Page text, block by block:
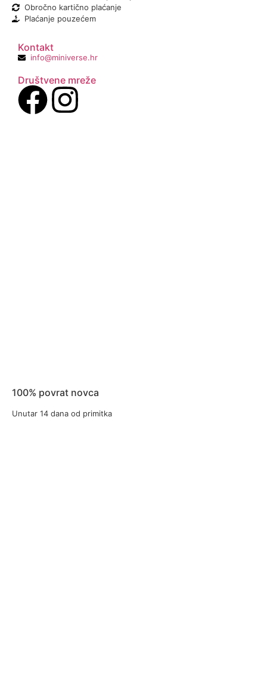
Obročno kartično plaćanje
Plaćanje pouzećem
Kontakt
info@miniverse.hr
Društvene mreže
100% povrat novca
Unutar 14 dana od primitka